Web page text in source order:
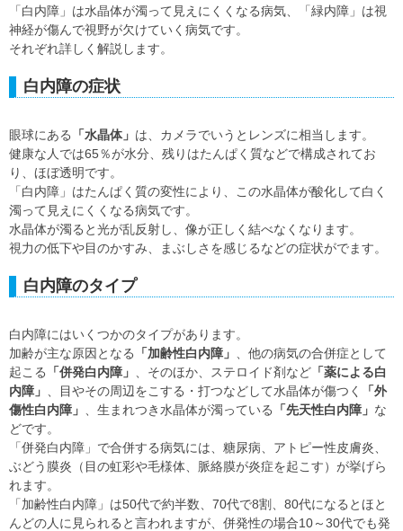
「白内障」は水晶体が濁って見えにくくなる病気、「緑内障」は視
神経が傷んで視野が欠けていく病気です。
それぞれ詳しく解説します。
白内障の症状
眼球にある 「水晶体」 は、カメラでいうとレンズに相当します。
健康な人では65％が水分、残りはたんぱく質などで構成されてお
り、ほぼ透明です。
「白内障」はたんぱく質の変性により、この水晶体が酸化して白く
濁って見えにくくなる病気です。
水晶体が濁ると光が乱反射し、像が正しく結べなくなります。
視力の低下や目のかすみ、まぶしさを感じるなどの症状がでます。
白内障のタイプ
白内障にはいくつかのタイプがあります。
加齢が主な原因となる
「加齢性白内障」
、他の病気の合併症として
起こる
「併発白内障」 、そのほか、ステロイド剤など 「薬による白
内障」
、目やその周辺をこする・打つなどして水晶体が傷つく
「外
傷性白内障」
、生まれつき水晶体が濁っている 「先天性白内障」 な
どです。
「併発白内障」で合併する病気には、糖尿病、アトピー性皮膚炎、
ぶどう膜炎（目の虹彩や毛様体、脈絡膜が炎症を起こす）が挙げら
れます。
「加齢性白内障」は50代で約半数、70代で8割、80代になるとほと
んどの人に見られると言われますが、併発性の場合10～30代でも発